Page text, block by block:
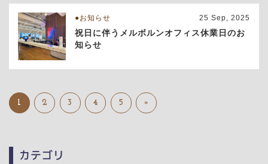
お知らせ 25 Sep, 2025
祝日に伴うメルボルンオフィス休業日のお
知らせ
1 2 3 4 5 »
カテゴリ